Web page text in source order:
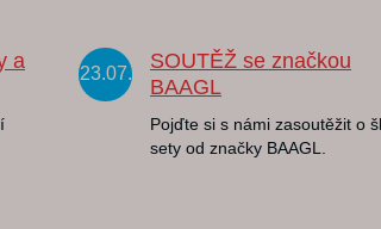
a
23.07.
SOUTĚŽ se značkou
BAAGL
Pojďte si s námi zasoutěžit o
sety od značky BAAGL.